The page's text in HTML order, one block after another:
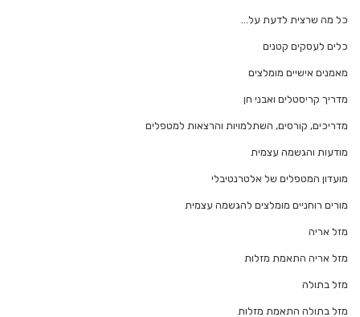
כל מה שרצית לדעת על…
כלים לעסקים קטנים
מאמנים אישיים מומלצים
מדריך קריסטלים ואבני חן
מדריכים, קורסים, השתלמויות והרצאות למטפלים
מודעות והגשמה עצמית
מועדון המטפלים של אלטרנטיבלי
מורים רוחניים מומלצים להגשמה עצמית
מזל אריה
מזל אריה התאמת מזלות
מזל בתולה
מזל בתולה התאמת מזלות